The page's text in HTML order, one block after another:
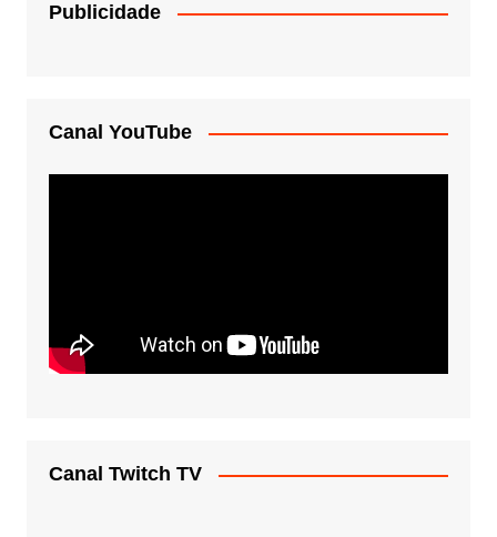
Publicidade
Canal YouTube
Canal Twitch TV